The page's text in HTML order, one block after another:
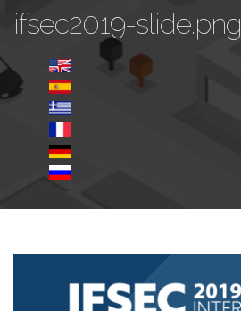
ifsec2019-slide.png